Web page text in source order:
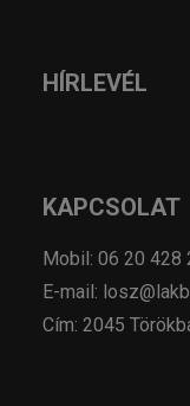
HÍRLEVÉL
KAPCSOLAT
Mobil: 06 20 428
E-mail:
Cím: 2045